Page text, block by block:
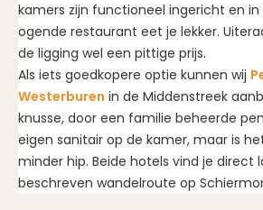
kamers zijn functioneel ingericht en
ogende restaurant eet je lekker.
de ligging wel een pittige prijs.
Als iets goedkopere optie kunnen wij
Westerburen in de Middenstreek
knusse, door een familie beheerde
eigen sanitair op de kamer, maar is
minder hip. Beide hotels vind je direct
beschreven wandelroute op